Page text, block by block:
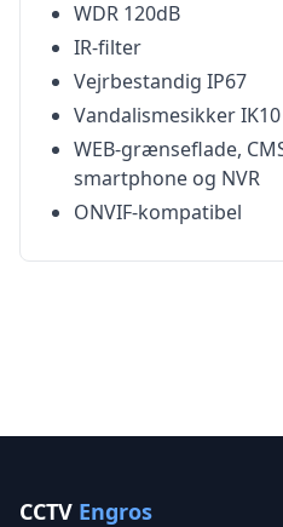
WDR 120dB
IR-filter
Vejrbestandig IP67
Vandalismesikker IK10
WEB-grænseflade,
smartphone og NVR
ONVIF-kompatibel
CCTV Engros